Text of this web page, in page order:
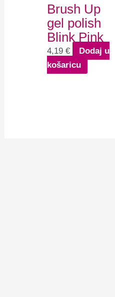
Brush Up
gel polish
Blink Pink
4,19€
Dodaj u
košaricu